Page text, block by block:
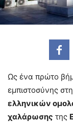
Ως ένα πρώτο
εμπιστοσύνης
ελληνικών
χαλάρωσης της